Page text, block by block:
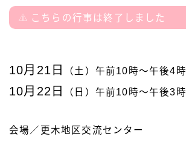
更木の要素
行事案内
こちらの行事は終了しました
10月21日 （土）午前10時～午後4時
10月22日 （日）午前10時～午後3時
会場／更木地区交流センター